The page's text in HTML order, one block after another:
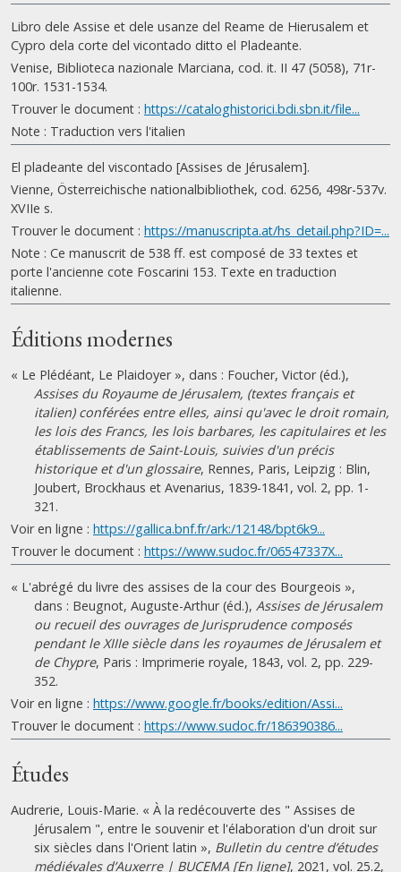
Libro dele Assise et dele usanze del Reame de Hierusalem et
Cypro dela corte del vicontado ditto el Pladeante.
Venise, Biblioteca nazionale Marciana, cod. it. II 47 (5058), 71r-
100r. 1531-1534.
Trouver le document : https://cataloghistorici.bdi.sbn.it/file...
Note : Traduction vers l'italien
El pladeante del viscontado [Assises de Jérusalem].
Vienne, Österreichische nationalbibliothek, cod. 6256, 498r-537v.
XVIIe s.
Trouver le document : https://manuscripta.at/hs_detail.php?ID=...
Note : Ce manuscrit de 538 ff. est composé de 33 textes et
porte l'ancienne cote Foscarini 153. Texte en traduction
italienne.
Éditions modernes
« Le Plédéant, Le Plaidoyer », dans : Foucher, Victor (éd.),
Assises du Royaume de Jérusalem, (textes français et
italien) conférées entre elles, ainsi qu'avec le droit romain,
les lois des Francs, les lois barbares, les capitulaires et les
établissements de Saint-Louis, suivies d'un précis
historique et d'un glossaire, Rennes, Paris, Leipzig : Blin,
Joubert, Brockhaus et Avenarius, 1839-1841, vol. 2, pp. 1-
321.
Voir en ligne : https://gallica.bnf.fr/ark:/12148/bpt6k9...
Trouver le document : https://www.sudoc.fr/06547337X...
« L'abrégé du livre des assises de la cour des Bourgeois »,
dans : Beugnot, Auguste-Arthur (éd.), Assises de Jérusalem
ou recueil des ouvrages de Jurisprudence composés
pendant le XIIIe siècle dans les royaumes de Jérusalem et
de Chypre, Paris : Imprimerie royale, 1843, vol. 2, pp. 229-
352.
Voir en ligne : https://www.google.fr/books/edition/Assi...
Trouver le document : https://www.sudoc.fr/186390386...
Études
Audrerie, Louis-Marie. « À la redécouverte des " Assises de
Jérusalem ", entre le souvenir et l'élaboration d'un droit sur
six siècles dans l'Orient latin », Bulletin du centre d’études
médiévales d’Auxerre | BUCEMA [En ligne], 2021, vol. 25.2,